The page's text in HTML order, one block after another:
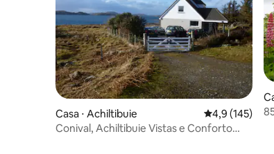
Casa ⋅ Achiltibuie 4,9 de uma
4,9 (145)
Conival, Achiltibuie Vistas e Conforto